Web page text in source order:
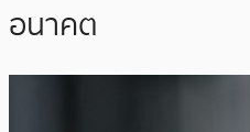
อนาคต